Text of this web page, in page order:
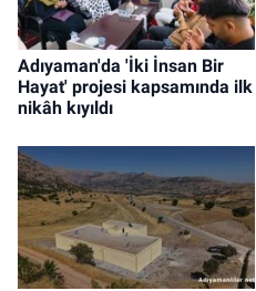
Adıyaman'da 'İki İnsan Bir
Hayat' projesi kapsamında ilk
nikâh kıyıldı